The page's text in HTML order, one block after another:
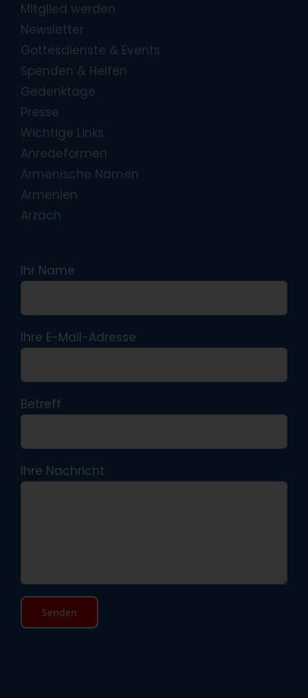
Mitglied werden
Newsletter
Gottesdienste & Events
Spenden & Helfen
Gedenktage
Presse
Wichtige Links
Anredeformen
Armenische Namen
Armenien
Arzach
Ihr Name
Ihre E-Mail-Adresse
Betreff
Ihre Nachricht